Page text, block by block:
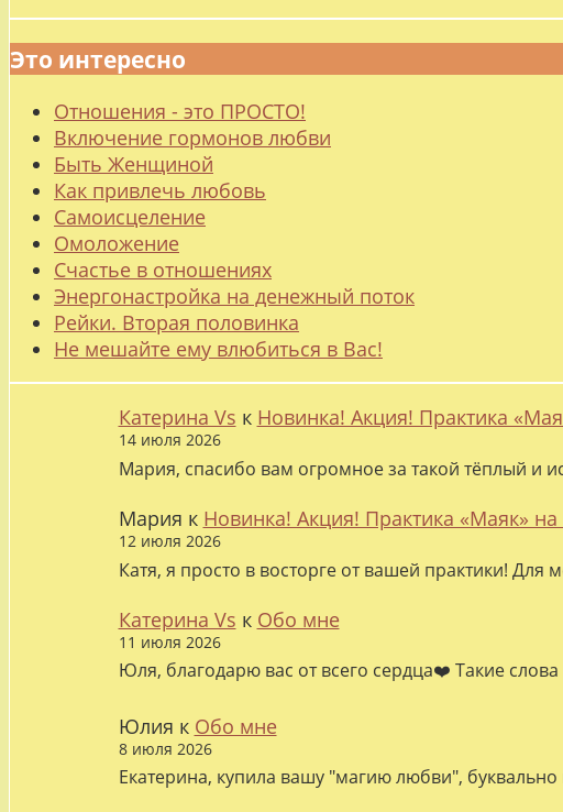
Это интересно
Отношения - это ПРОСТО!
Включение гормонов любви
Быть Женщиной
Как привлечь любовь
Самоисцеление
Омоложение
Счастье в отношениях
Энергонастройка на денежный поток
Рейки. Вторая половинка
Не мешайте ему влюбиться в Вас!
Катерина Vs к Новинка! Акция! Практика
14 июля 2026
Мария, спасибо вам огромное за такой тёплый и
Мария к Новинка! Акция! Практика «Маяк»
12 июля 2026
Катя, я просто в восторге от вашей практики!
Катерина Vs к Обо мне
11 июля 2026
Юля, благодарю вас от всего сердца❤️ Такие
Юлия к Обо мне
8 июля 2026
Екатерина, купила вашу "магию любви",